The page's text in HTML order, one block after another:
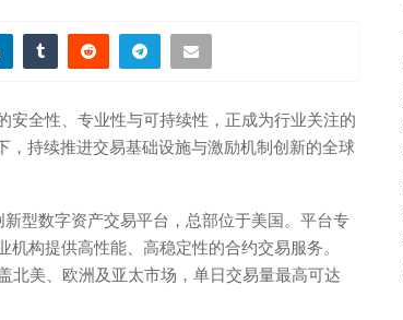
安全性、专业性与可持续性，正成为行业关注的
，持续推进交易基础设施与激励机制创新的全球
型数字资产交易平台，总部位于美国。平台专
构提供高性能、高稳定性的合约交易服务。
北美、欧洲及亚太市场，单日交易量最高可达